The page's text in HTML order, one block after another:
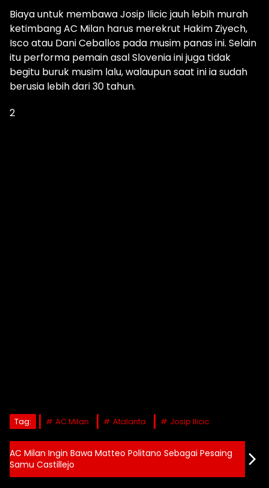
Biaya untuk membawa Josip Ilicic jauh lebih murah
ketimbang AC Milan harus merekrut Hakim Ziyech,
Isco atau Dani Ceballos pada musim panas ini. Selain
itu performa pemain asal Slovenia ini juga tidak
begitu buruk musim lalu, walaupun saat ini ia sudah
berusia lebih dari 30 tahun.
2
Tag: AC Milan Atalanta Josip Ilicic
AC Milan Ingin Bawa Matteo Politano Sebagai Pesaing
Samu Castillejo